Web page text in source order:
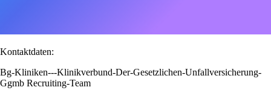
Kontaktdaten:
Bg-Kliniken---Klinikverbund-Der-Gesetzlichen-Unfallversicherung-
Ggmb Recruiting-Team